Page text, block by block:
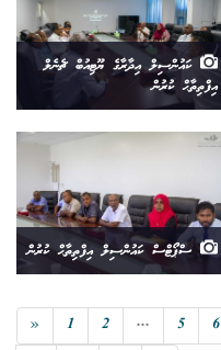
ކައުންސިލް އިދާރާގެ ޔޫޓިއުބް ޗެނެލް
އިފްތިތާޙް ކުރުން
ސްޕޯޓްސް ކައުންސިލް އިފްތިތާޙް ކުރުން
« 1 2 ... 5 6